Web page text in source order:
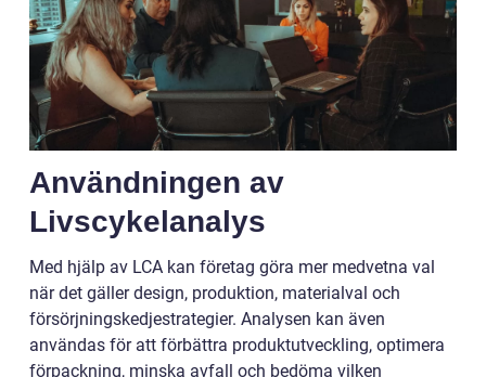
Användningen av
Livscykelanalys
Med hjälp av LCA kan företag göra mer medvetna val
när det gäller design, produktion, materialval och
försörjningskedjestrategier. Analysen kan även
användas för att förbättra produktutveckling, optimera
förpackning, minska avfall och bedöma vilken